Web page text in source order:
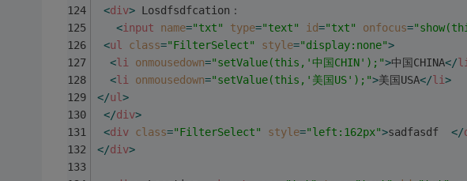
<div> Losdfsdfcation：
<input name="txt" type="text" id="txt" onfocus=
<ul class="FilterSelect" style="display:none">
<li onmousedown="setValue(this,'中国CHIN');">中国CHINA</li
<li onmousedown="setValue(this,'美国US');">美国USA</li>
</ul >
</div>
<div class="FilterSelect" style="left:162px">sadfasdf </
</div>